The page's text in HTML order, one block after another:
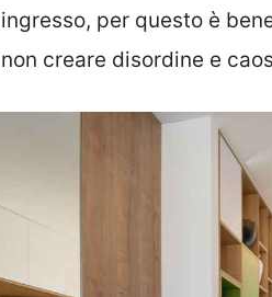
per questo è
creare disordine e